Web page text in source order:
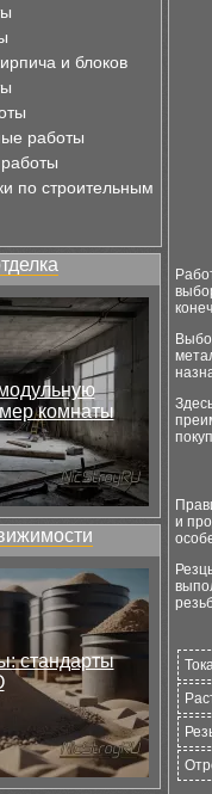
и блоков
работы
по строительным
комнаты
стандарты
и